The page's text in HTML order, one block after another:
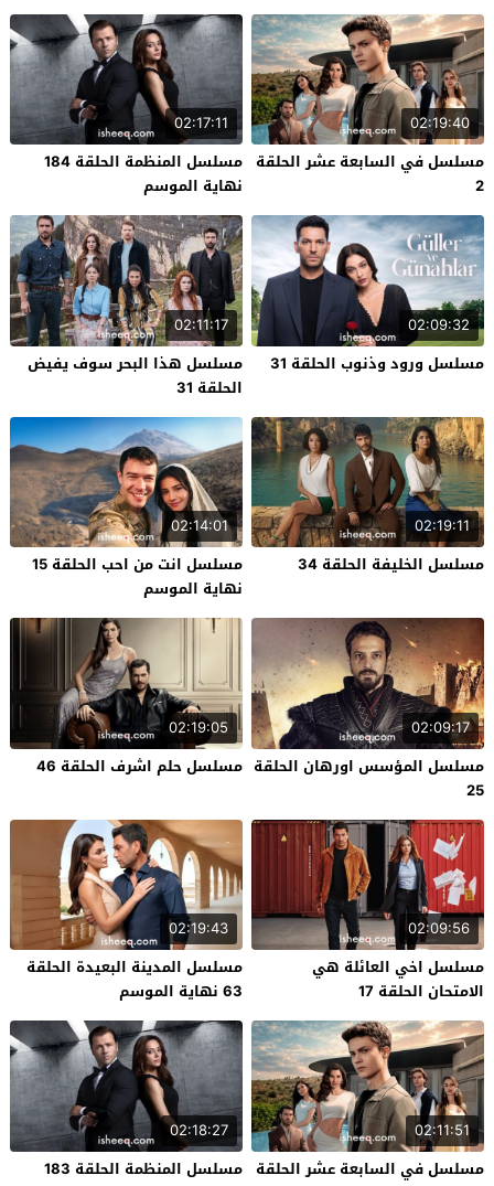
02:19:40
مسلسل في السابعة عشر الحلقة
2
02:17:11
مسلسل المنظمة الحلقة 184
نهاية الموسم
02:09:32
مسلسل ورود وذنوب الحلقة 31
02:11:17
مسلسل هذا البحر سوف يفيض
الحلقة 31
02:19:11
مسلسل الخليفة الحلقة 34
02:14:01
مسلسل انت من احب الحلقة 15
نهاية الموسم
02:09:17
مسلسل المؤسس اورهان الحلقة
25
02:19:05
مسلسل حلم اشرف الحلقة 46
02:09:56
مسلسل اخي العائلة هي
الامتحان الحلقة 17
02:19:43
مسلسل المدينة البعيدة الحلقة
63 نهاية الموسم
02:11:51
مسلسل في السابعة عشر الحلقة
02:18:27
مسلسل المنظمة الحلقة 183